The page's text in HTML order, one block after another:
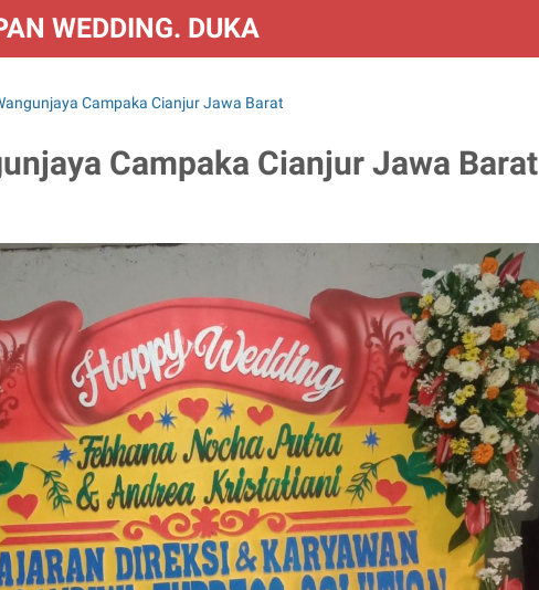
WEDDING. DUKA & CONGRATS
Campaka Cianjur Jawa Barat
Campaka Cianjur Jawa Barat